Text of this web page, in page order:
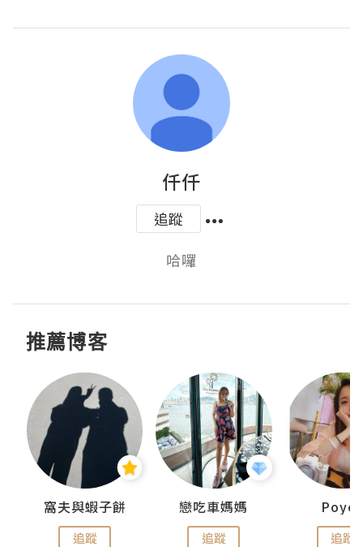
仟仟
追蹤
哈囉
推薦博客
窩夫與蝦子餅
追蹤
戀吃車媽媽
追蹤 追蹤